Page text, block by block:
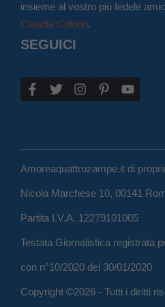
insieme al vostro più fedele
Claudia Colono.
SEGUICI
Amoreaquattrozampe.it di
Nicola Marchese 10, 00141
Partita I.V.A. 12279101005
Testata Giornalistica registrata
con n°10/2020 del 30/01/2020
Copyright ©2026 - Tutti i diritti